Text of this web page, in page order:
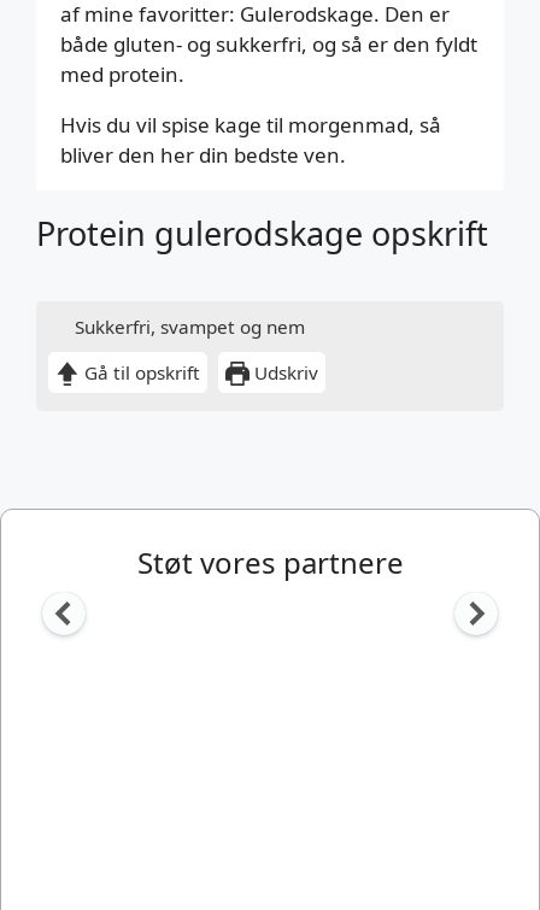
Sukkerfri, svampet og nem
Gå til opskrift
Udskriv
af mine favoritter: Gulerodskage. Den er
både gluten- og sukkerfri, og så er den fyldt
med protein.
Hvis du vil spise kage til morgenmad, så
bliver den her din bedste ven.
Protein gulerodskage opskrift
Støt vores partnere